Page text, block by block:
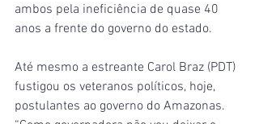
ambos pela ineficiência de quase 40
anos a frente do governo do estado.
Até mesmo a estreante Carol Braz (PDT)
fustigou os veteranos políticos, hoje,
postulantes ao governo do Amazonas.